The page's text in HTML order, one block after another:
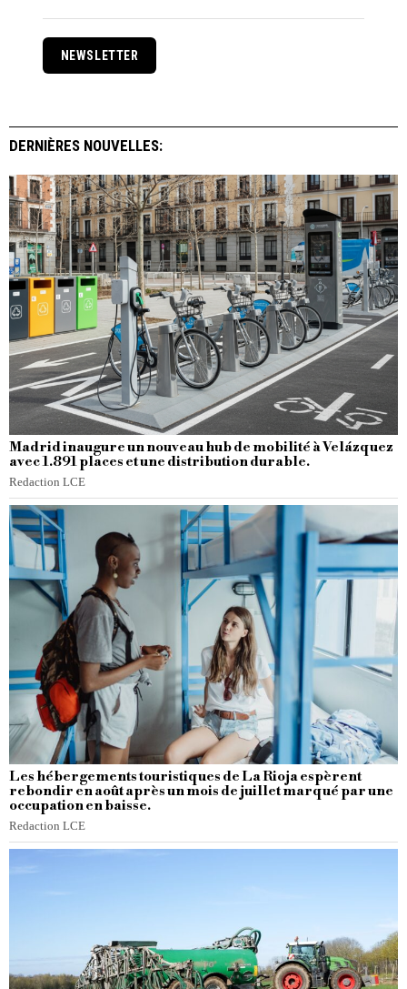
NEWSLETTER
DERNIÈRES NOUVELLES:
Madrid inaugure un nouveau hub de mobilité à Velázquez
avec 1.891 places et une distribution durable.
Redaction LCE
Les hébergements touristiques de La Rioja espèrent
rebondir en août après un mois de juillet marqué par une
occupation en baisse.
Redaction LCE